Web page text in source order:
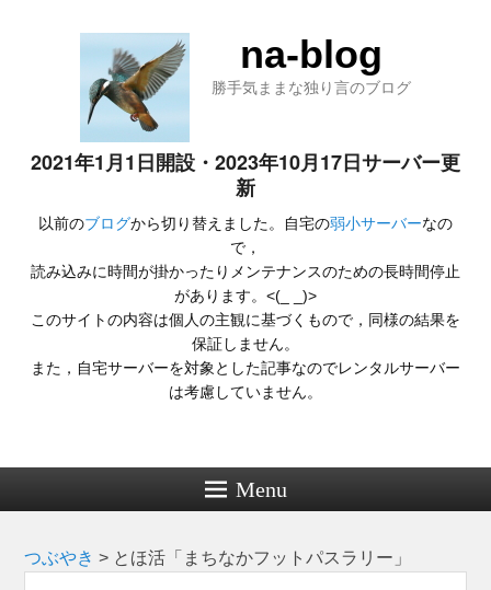
na-blog
勝手気ままな独り言のブログ
2021年1月1日開設・2023年10月17日サーバー更
新
以前のブログから切り替えました。自宅の弱小サーバーなの
で，
読み込みに時間が掛かったりメンテナンスのための長時間停止
があります。<(_ _)>
このサイトの内容は個人の主観に基づくもので，同様の結果を
保証しません。
また，自宅サーバーを対象とした記事なのでレンタルサーバー
は考慮していません。
Menu
つぶやき > とほ活「まちなかフットパスラリー」